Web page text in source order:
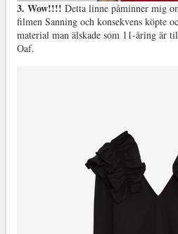
3. Wow!!!! Detta linne påminner mig
filmen Sanning och konsekvens köpte
material man älskade som 11-åring är
Oaf.